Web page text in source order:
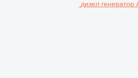
дизел генератор